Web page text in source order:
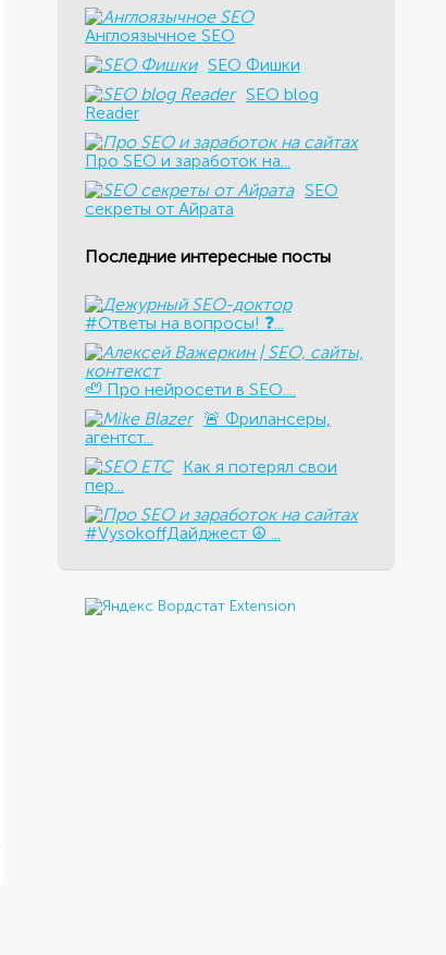
Англоязычное SEO
SEO Фишки
SEO blog
Reader
Про SEO и заработок на...
SEO
секреты от Айрата
Последние интересные посты
#Ответы на вопросы! ❓...
🦥 Про нейросети в SEO....
​🚨 Фрилансеры,
агентст...
Как я потерял свои
пер...
#VysokoffДайджест ☮️ ...